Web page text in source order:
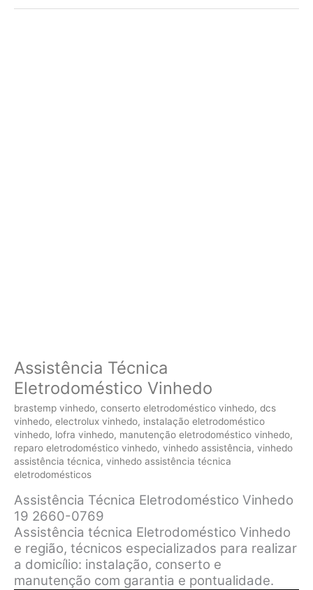
Assistência Técnica
Eletrodoméstico Vinhedo
brastemp vinhedo, conserto eletrodoméstico vinhedo, dcs
vinhedo, electrolux vinhedo, instalação eletrodoméstico
vinhedo, lofra vinhedo, manutenção eletrodoméstico vinhedo,
reparo eletrodoméstico vinhedo, vinhedo assistência, vinhedo
assistência técnica, vinhedo assistência técnica
eletrodomésticos
Assistência Técnica Eletrodoméstico Vinhedo
19 2660-0769
Assistência técnica Eletrodoméstico Vinhedo
e região, técnicos especializados para realizar
a domicílio: instalação, conserto e
manutenção com garantia e pontualidade.